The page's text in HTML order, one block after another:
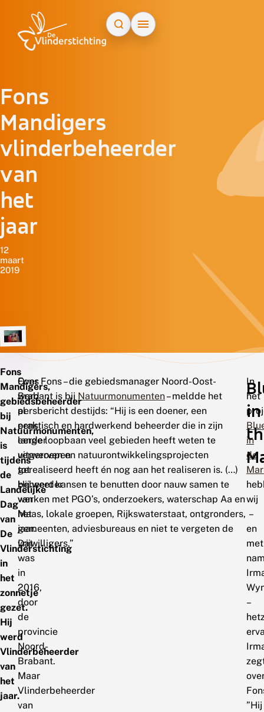
Fons
Mandigers
vlinderbeheerder
van
het
jaar
12
maart
2019
Fons
Mandigers,
gebiedsbeheerder
bij
Natuurmonumenten,
is
tijdens
de
Landelijke
Dag
van
De
Vlinderstichting
in
het
zonnetje
gezet.
Hij
werd
Vlinderbeheerder
van
het
jaar.
Fons
werd
al
eens
eerder
uitgeroepen
tot
beheerder
van
het
jaar.
Dat
was
in
2016,
door
de
provincie
Noord-
Brabant.
Maar
Vlinderbeheerder
van
Over Fons – die gebiedsmanager Noord-Oost-
Brabant is bij Natuurmonumenten– meldde het
persbericht destijds: “Hij is een doener, een
praktisch en hardwerkend beheerder die in zijn
lange loopbaan veel gebieden heeft weten te
verwerven en natuurontwikkelingsprojecten
gerealiseerd heeft én nog aan het realiseren is. (…)
Hij weet kansen te benutten door nauw samen te
werken met PGO’s, onderzoekers, waterschap Aa en
Maas, lokale groepen, Rijkswaterstaat, ontgronders,
gemeenten, adviesbureaus en niet te vergeten de
vrijwilligers.”
in
In
het
in
de
wij
–
en
met
–
”Hij